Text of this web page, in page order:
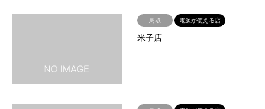
鳥取 電源が使える店
米子店